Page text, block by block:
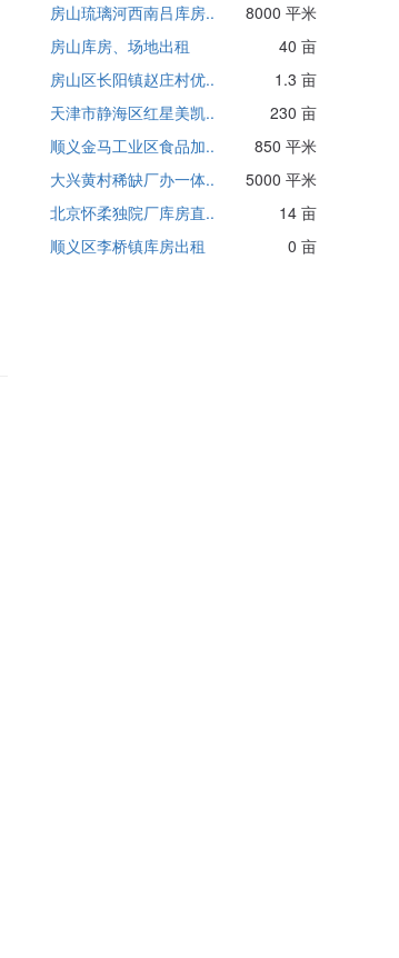
房山琉璃河西南吕库房..
8000 平米
房山库房、场地出租
40 亩
房山区长阳镇赵庄村优..
1.3 亩
天津市静海区红星美凯..
230 亩
顺义金马工业区食品加..
850 平米
大兴黄村稀缺厂办一体..
5000 平米
北京怀柔独院厂库房直..
14 亩
顺义区李桥镇库房出租
0 亩